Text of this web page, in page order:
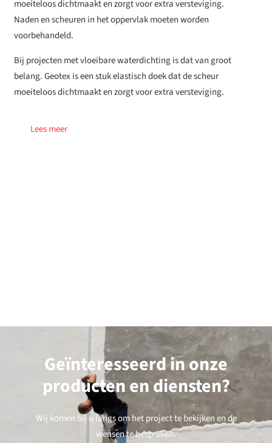
moeiteloos dichtmaakt en zorgt voor extra versteviging.
Naden en scheuren in het oppervlak moeten worden
voorbehandeld.
Bij projecten met vloeibare waterdichting is dat van groot
belang. Geotex is een stuk elastisch doek dat de scheur
moeiteloos dichtmaakt en zorgt voor extra versteviging.
Lees meer
Geïnteresseerd in onze
producten en diensten?
Wij komen bij u langs om het project te bekijken en de
wensen te bespreken.